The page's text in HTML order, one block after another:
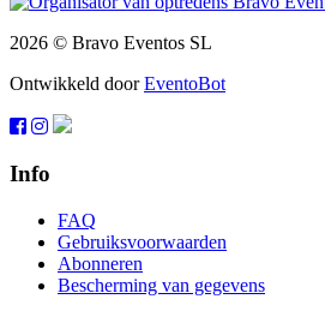
2026 © Bravo Eventos SL
Ontwikkeld doorEventoBot
Info
FAQ
Gebruiksvoorwaarden
Abonneren
Bescherming van gegevens